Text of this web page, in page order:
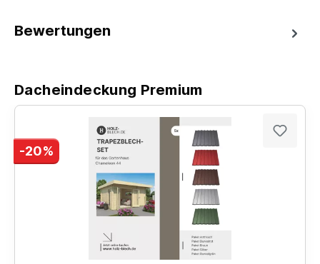
Bewertungen
Dacheindeckung Premium
-20%